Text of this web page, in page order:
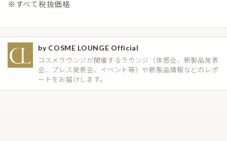
※すべて税抜価格
by COSME LOUNGE Official
コスメラウンジが開催するラウンジ（体感会、新製品発表
会、プレス発表会、イベント等）や新製品情報などのレポ
ートをお届けします。